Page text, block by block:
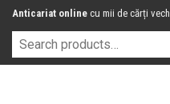
Anticariat online cu mii de cărți